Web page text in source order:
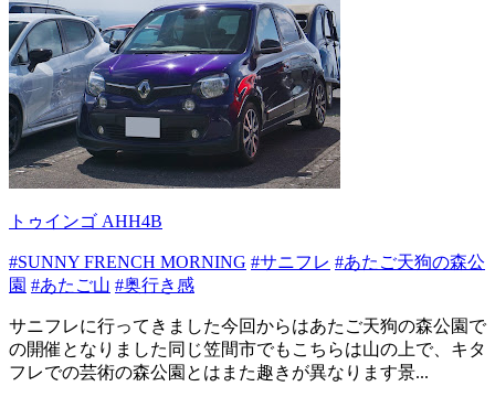
トゥインゴ AHH4B
#SUNNY FRENCH MORNING #サニフレ #あたご天狗の森公
園 #あたご山 #奥行き感
サニフレに行ってきました今回からはあたご天狗の森公園で
の開催となりました同じ笠間市でもこちらは山の上で、キタ
フレでの芸術の森公園とはまた趣きが異なります景...